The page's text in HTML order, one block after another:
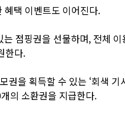
택 이벤트도 이어진다.
점핑권을 선물하며, 전체
한다.
권을 획득할 수 있는 ‘회색 기
의 소환권을 지급한다.